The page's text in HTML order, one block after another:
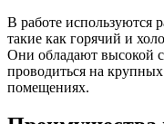
В работе используются
такие как горячий и
Они обладают высокой
проводиться на
помещениях.